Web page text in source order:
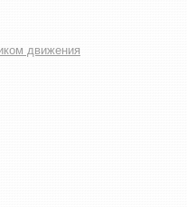
движения